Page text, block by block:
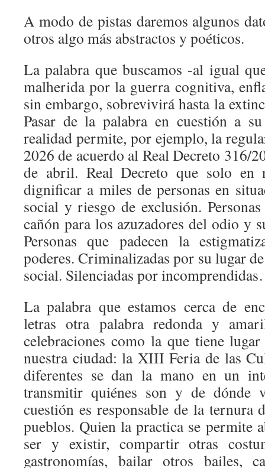
A modo de pistas daremos algunos
otros algo más abstractos y poéticos.
La palabra que buscamos -al igual
malherida por la guerra cognitiva,
sin embargo, sobrevivirá hasta la
Pasar de la palabra en cuestión a
realidad permite, por ejemplo, la
2026 de acuerdo al Real Decreto 316/
de abril. Real Decreto que solo en
dignificar a miles de personas en
social y riesgo de exclusión.
cañón para los azuzadores del odio y
Personas que padecen la
poderes. Criminalizadas por su lugar
social. Silenciadas por
La palabra que estamos cerca de
letras otra palabra redonda y
celebraciones como la que tiene
nuestra ciudad: la XIII Feria de las
diferentes se dan la mano en un
transmitir quiénes son y de dónde
cuestión es responsable de la ternura
pueblos. Quien la practica se permite
ser y existir, compartir otras
gastronomías, bailar otros bailes,